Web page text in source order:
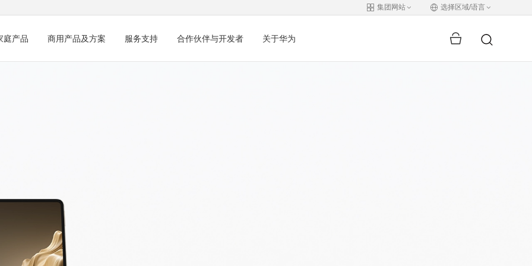
集团网站 选择区域/语言
庭产品 商用产品及方案 服务支持 合作伙伴与开发者 关于华为